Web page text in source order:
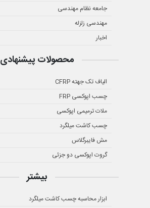
جامعه نظام مهندسی
مهندسی زلزله
اخبار
محصولات پیشنهادی
الیاف تک جهته CFRP
چسب اپوکسی FRP
ملات ترمیمی اپوکسی
چسب کاشت میلگرد
مش فایبرگلاس
گروت اپوکسی دو جزئی
بیشتر
ابزار محاسبه چسب کاشت میلگرد